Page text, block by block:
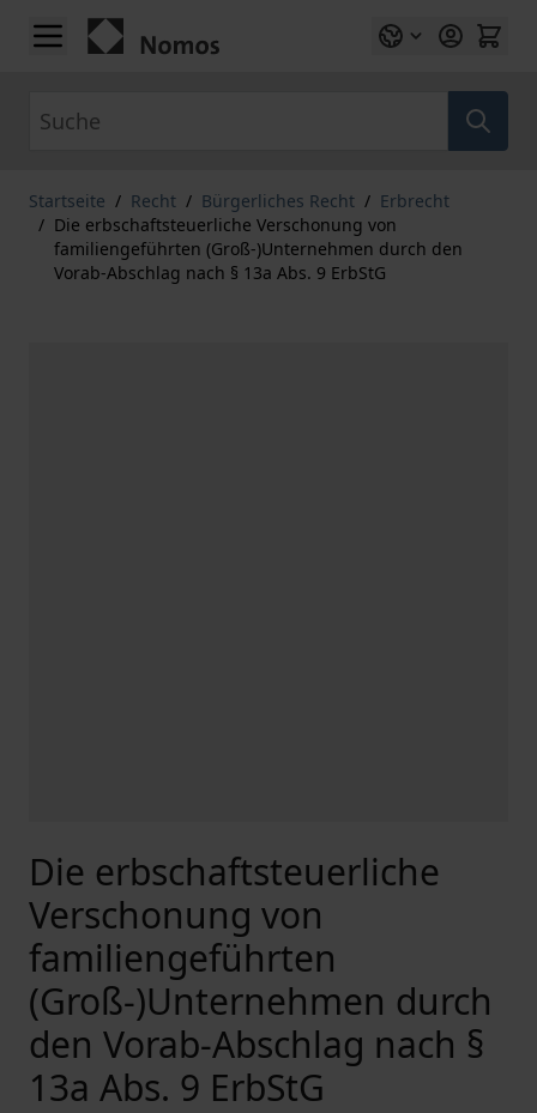
Zum Inhalt springen
Startseite / Recht / Bürgerliches Recht / Erbrecht
/ Die erbschaftsteuerliche Verschonung von
familiengeführten (Groß-)Unternehmen durch den
Vorab-Abschlag nach § 13a Abs. 9 ErbStG
Die erbschaftsteuerliche
Verschonung von
familiengeführten
(Groß-)Unternehmen durch
den Vorab-Abschlag nach §
13a Abs. 9 ErbStG